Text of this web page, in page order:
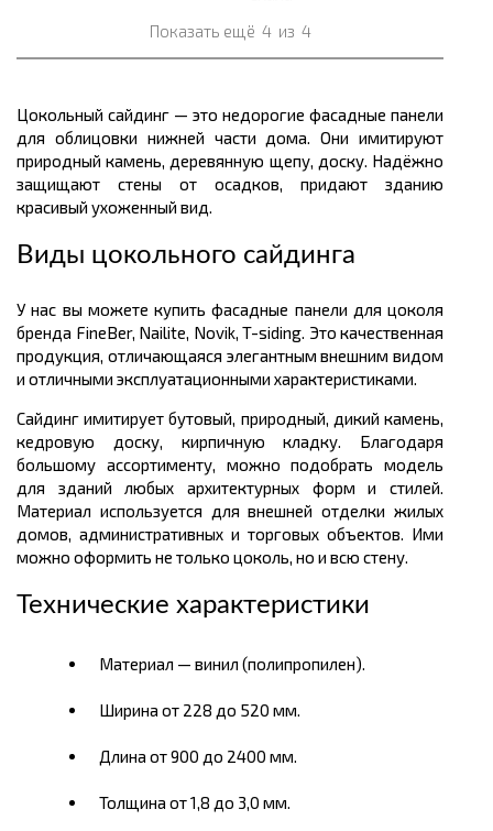
Показать ещё 4 из 4
Цокольный сайдинг — это недорогие фасадные панели
для облицовки нижней части дома. Они имитируют
природный камень, деревянную щепу, доску. Надёжно
защищают стены от осадков, придают зданию
красивый ухоженный вид.
Виды цокольного сайдинга
У нас вы можете купить фасадные панели для цоколя
бренда FineBer, Nailite, Novik, T-siding. Это качественная
продукция, отличающаяся элегантным внешним видом
и отличными эксплуатационными характеристиками.
Сайдинг имитирует бутовый, природный, дикий камень,
кедровую доску, кирпичную кладку. Благодаря
большому ассортименту, можно подобрать модель
для зданий любых архитектурных форм и стилей.
Материал используется для внешней отделки жилых
домов, административных и торговых объектов. Ими
можно оформить не только цоколь, но и всю стену.
Технические характеристики
Материал — винил (полипропилен).
Ширина от 228 до 520 мм.
Длина от 900 до 2400 мм.
Толщина от 1,8 до 3,0 мм.